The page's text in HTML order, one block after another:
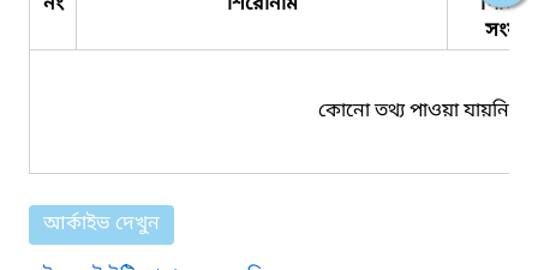
কোনো তথ্য পাওয়া যায়নি।
আর্কাইভ দেখুন